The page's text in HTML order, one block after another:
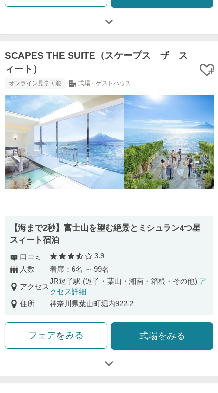
SCAPES THE SUITE（スケープス ザ ス
ィート）
オンライン見学可能 式場・ゲストハウス
【海まで2秒】富士山を望む絶景とミシュラン4つ星
スィート宿泊
口コミ 口コミ評価
3.9
人数
着席：6名 ～ 99名
アクセス
JR逗子駅 (逗子・葉山・湘南・箱根・その他) ア
クセス詳細
住所
神奈川県葉山町堀内922-2
フェアをみる 式場をみる